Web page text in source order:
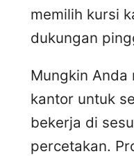
memilih kursi
dukungan
Mungkin Anda
kantor untuk
bekerja di
percetakan.